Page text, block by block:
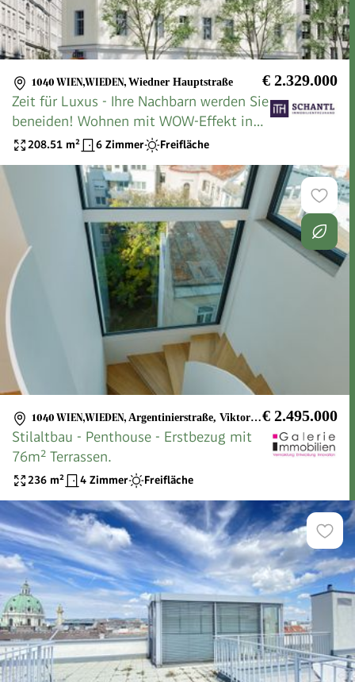
1040 WIEN,WIEDEN, Wiedner Hauptstraße € 2.329.000
Zeit für Luxus - Ihre Nachbarn werden Sie
beneiden! Wohnen mit WOW-Effekt in
1040 Wien + 6 geräumige Zimmer +
208.51 m² 6 Zimmer Freifläche
1040 WIEN,WIEDEN, Argentinierstraße, Viktorgasse, Theresianum € 2.495.000
Stilaltbau - Penthouse - Erstbezug mit
76m² Terrassen.
236 m² 4 Zimmer Freifläche